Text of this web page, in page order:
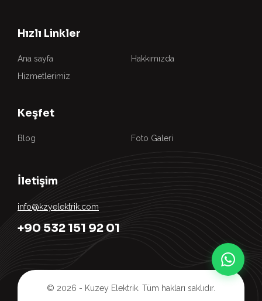
Hızlı Linkler
Ana sayfa
Hakkımızda
Hizmetlerimiz
Keşfet
Blog Foto Galeri
İletişim
+90 532 151 92 01
info@kzyelektrik.com
© 2026 - Kuzey Elektrik. Tüm hakları saklıdır.